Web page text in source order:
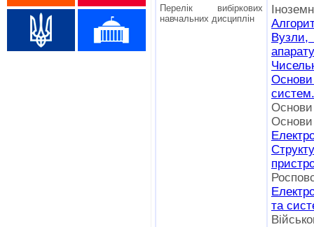
Перелік вибіркових
навчальних дисциплін
систем.
Основи
Основи
та